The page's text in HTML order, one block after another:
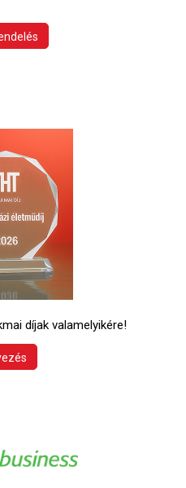
díjak valamelyikére!